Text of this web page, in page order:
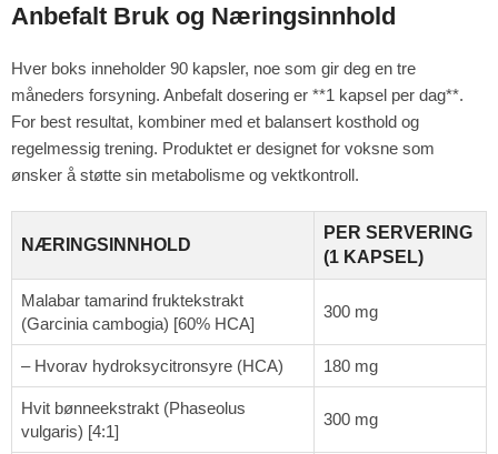
Anbefalt Bruk og Næringsinnhold
Hver boks inneholder 90 kapsler, noe som gir deg en tre
måneders forsyning. Anbefalt dosering er **1 kapsel per dag**.
For best resultat, kombiner med et balansert kosthold og
regelmessig trening. Produktet er designet for voksne som
ønsker å støtte sin metabolisme og vektkontroll.
NÆRINGSINNHOLD
PER SERVERING
(1 KAPSEL)
Malabar tamarind fruktekstrakt
(Garcinia cambogia) [60% HCA]
300 mg
– Hvorav hydroksycitronsyre (HCA) 180 mg
Hvit bønneekstrakt (Phaseolus
vulgaris) [4:1]
300 mg